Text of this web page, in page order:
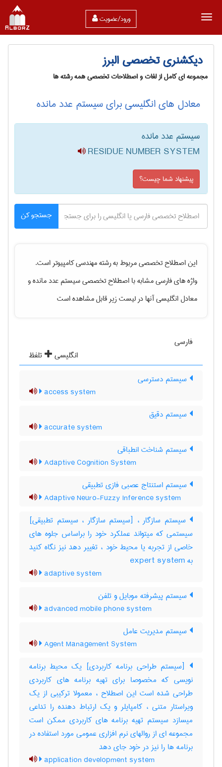
ورود/عضویت
دیکشنری تخصصی البرز
مجموعه ای کامل از لغات و اصطلاحات تخصصی همه رشته ها
معادل های انگلیسی برای سیستم عدد مانده
سیستم عدد مانده
RESIDUE NUMBER SYSTEM
پیشنهاد شما چیست؟
جستجو کن
این اصطلاح تخصصی مربوط به رشتهمهندسی كامپيوتراست.
واژه های فارسی مشابه با اصطلاح تخصصیسیستم عدد ماندهو
معادل انگلیسی آنها در لیست زیر قابل مشاهده است
فارسی
انگلیسی
تلفظ
سیستم دسترسی
access system
سیستم دقیق
accurate system
سیستم شناخت انطباقی
Adaptive Cognition System
سیستم استنتاج عصبی فازی تطبیقی
Adaptive Neuro-Fuzzy Inference system
سیستم سازگار ، [سیستم سازگار ، سیستم تطبیقی]
سیستمی که میتواند عملکرد خود را براساس جلوه های
خاصی از تجربه یا محیط خود ، تغییر دهد نیز نگاه کنید
به ‎ expert system
adaptive system
سیستم پیشرفته موبایل و تلفن
advanced mobile phone system
سیستم مدیریت عامل
Agent Management System
[سیستم طراحی برنامه کاربردی] یک محیط برنامه
نویسی که مخصوصا برای تهیه برنامه های کاربردی
طراحی شده است این اصطلاح ، معمولا ترکیبی از یک
ویراستار متنی ، کامپایلر و یک ارتباط دهنده را تداعی
میسازد سیستم تهیه برنامه های کاربردی ممکن است
مجموعه ای از روالهای نرم افزاری عمومی مورد استفاده در
برنامه ها را نیز در خود جای دهد
application development system